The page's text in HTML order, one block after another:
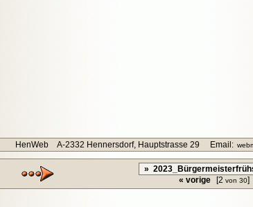
HenWeb A-2332 Hennersdorf, Hauptstrasse 29 Email:
« vorige [2 von 30]